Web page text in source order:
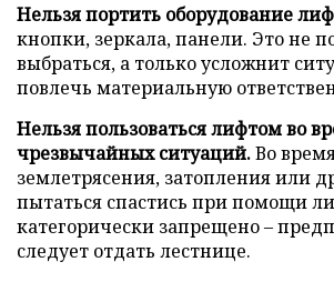
Нельзя портить оборудование
кнопки, зеркала, панели. Это не
выбраться, а только усложнит
повлечь материальную
Нельзя пользоваться лифтом во
чрезвычайных ситуаций.Во
землетрясения, затопления или
пытаться спастись при помощи
категорически запрещено –
следует отдать лестнице.